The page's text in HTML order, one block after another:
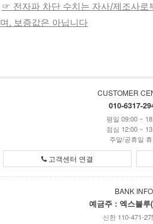
☞ 전자파 차단 수치는 자사/제조사로
며, 보증값은 아닙니다
CUSTOMER
010-6317-
평일 09:00 ~
점심 12:00 ~
주말/공휴일
고객센터 연결
BANK INFO
예금주 : 엑스블루
신한 110-471-